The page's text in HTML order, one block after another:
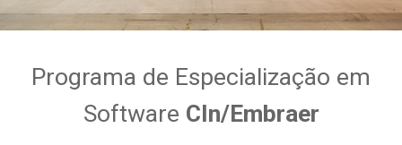
Programa de Especialização em
Software CIn/Embraer